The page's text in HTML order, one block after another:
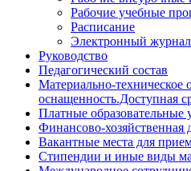
Рабочие учебные
Расписание
Электронный журнал
Руководство
Педагогический состав
Материально-техническое
оснащенность.Доступная
Платные образовательные
Финансово-хозяйственная
Вакантные места для
Стипендии и иные виды